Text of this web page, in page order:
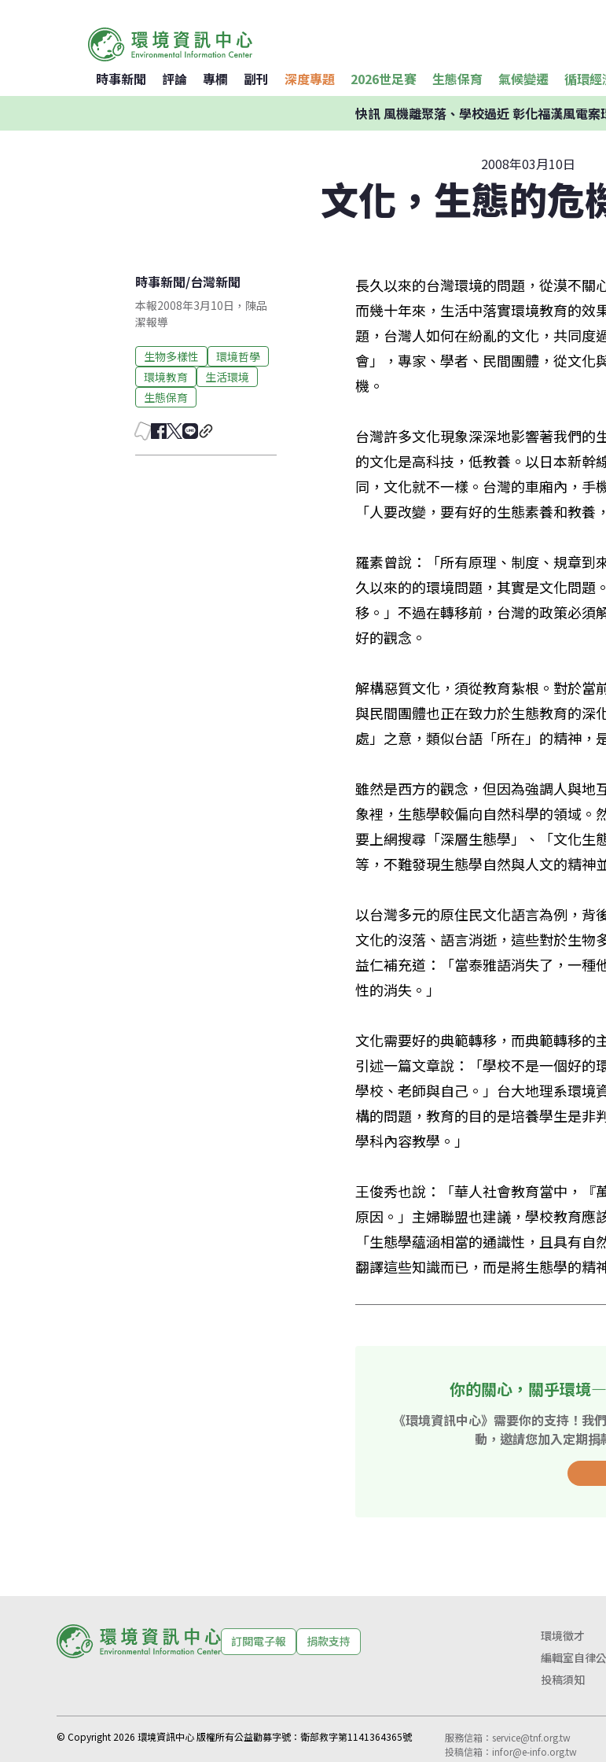
時事新聞 評論 專欄 副刊 深度專題 2026世足賽 生態保育 氣候變遷 循環經
快訊風機離聚落、學校過近 彰化福漢風電
2008年03月10日
文化，生態的危
時事新聞/台灣新聞
本報2008年3月10日，陳品
潔報導
生物多樣性
環境哲學
環境教育
生活環境
生態保育
長久以來的台灣環境的問題，從漠不關
而幾十年來，生活中落實環境教育的效
題，台灣人如何在紛亂的文化，共同度
會」，專家、學者、民間團體，從文化
機。
台灣許多文化現象深深地影響著我們的
的文化是高科技，低教養。以日本新幹
同，文化就不一樣。台灣的車廂內，手
「人要改變，要有好的生態素養和教養
羅素曾說：「所有原理、制度、規章到
久以來的的環境問題，其實是文化問題
移。」不過在轉移前，台灣的政策必須
好的觀念。
解構惡質文化，須從教育紮根。對於當
與民間團體也正在致力於生態教育的深
處」之意，類似台語「所在」的精神，
雖然是西方的觀念，但因為強調人與地
象裡，生態學較偏向自然科學的領域。
要上網搜尋「深層生態學」、「文化生
等，不難發現生態學自然與人文的精神
以台灣多元的原住民文化語言為例，背
文化的沒落、語言消逝，這些對於生物
益仁補充道：「當泰雅語消失了，一種
性的消失。」
文化需要好的典範轉移，而典範轉移的
引述一篇文章說：「學校不是一個好的
學校、老師與自己。」台大地理系環境
構的問題，教育的目的是培養學生是非
學科內容教學。」
王俊秀也說：「華人社會教育當中，『
原因。」主婦聯盟也建議，學校教育應
「生態學蘊涵相當的通識性，且具有
翻譯這些知識而已，而是將生態學的精
你的關心，關乎環境
《環境資訊中心》需要你的支持！我
動，邀請您加入定期捐
訂閱電子報 捐款支持 環境徵才
編輯室自律
投稿須知
© Copyright 2026 環境資訊中心 版權所有公益勸募字號： 衛部救字第1141364365號 服務信箱： service@tnf.org.tw
投稿信箱： infor@e-info.org.tw